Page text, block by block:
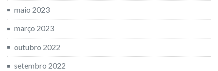
maio 2023
março 2023
outubro 2022
setembro 2022